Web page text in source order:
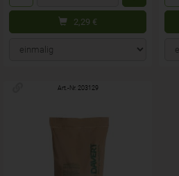
2,29 €
Art.-Nr. 203129